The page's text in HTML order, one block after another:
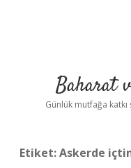
Baharat
Günlük mutfağa
Etiket:Askerde